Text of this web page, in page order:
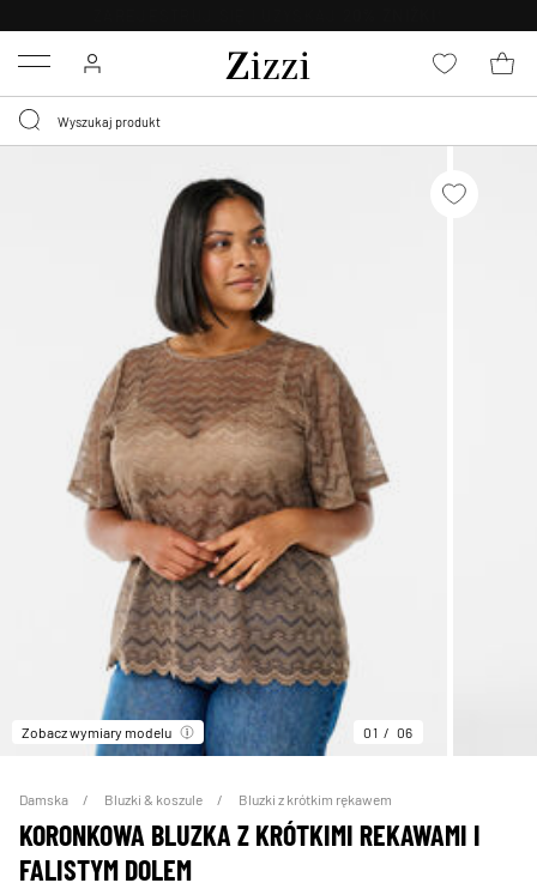
Menu
Zobacz wymiary modelu 01 06
Damska Bluzki & koszule Bluzki z krótkim rękawem
KORONKOWA BLUZKA Z KRÓTKIMI REKAWAMI I
FALISTYM DOLEM